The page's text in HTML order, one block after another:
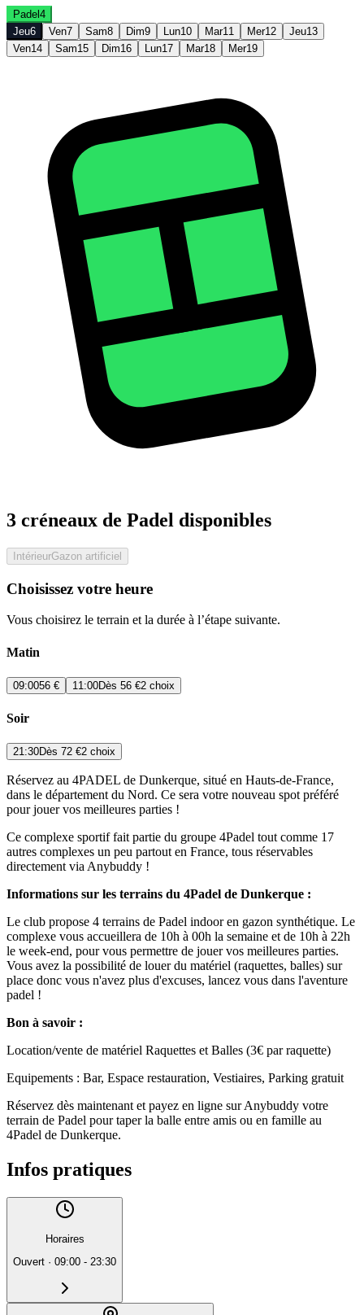
Padel 4
Jeu6 Ven7 Sam8 Dim9 Lun10 Mar11 Mer12 Jeu13
Ven14 Sam15 Dim16 Lun17 Mar18 Mer19
3 créneaux de Padel disponibles
IntérieurGazon artificiel
Choisissez votre heure
Vous choisirez le terrain et la durée à l’étape suivante.
Matin
09:0056 € 11:00Dès 56 €2 choix
Soir
21:30Dès 72 €2 choix
Réservez au 4PADEL de Dunkerque, situé en Hauts-de-France,
dans le département du Nord. Ce sera votre nouveau spot préféré
pour jouer vos meilleures parties !
Ce complexe sportif fait partie du groupe 4Padel tout comme 17
autres complexes un peu partout en France, tous réservables
directement via Anybuddy !
Informations sur les terrains du 4Padel de Dunkerque :
Le club propose 4 terrains de Padel indoor en gazon synthétique. Le
complexe vous accueillera de 10h à 00h la semaine et de 10h à 22h
le week-end, pour vous permettre de jouer vos meilleures parties.
Vous avez la possibilité de louer du matériel (raquettes, balles) sur
place donc vous n'avez plus d'excuses, lancez vous dans l'aventure
padel !
Bon à savoir :
Location/vente de matériel Raquettes et Balles (3€ par raquette)
Equipements : Bar, Espace restauration, Vestiaires, Parking gratuit
Réservez dès maintenant et payez en ligne sur Anybuddy votre
terrain de Padel pour taper la balle entre amis ou en famille au
4Padel de Dunkerque.
Infos pratiques
Horaires
Ouvert · 09:00 - 23:30